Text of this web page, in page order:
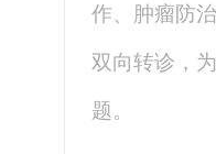
作、肿瘤防
双向转诊，
题。